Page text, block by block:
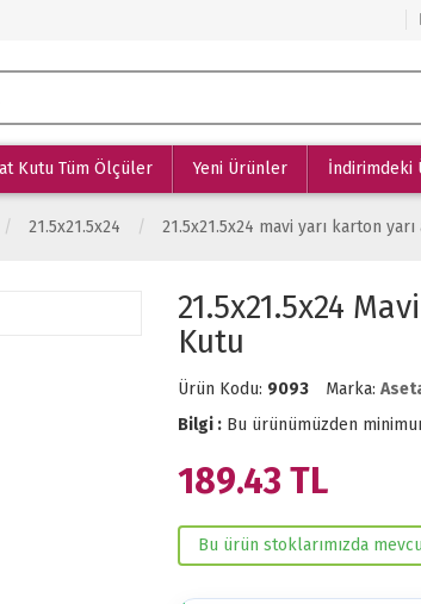
Kutu Tüm Ölçüler Yeni Ürünler İndirimdeki
21.5x21.5x24 21.5x21.5x24 mavi yarı karton
21.5x21.5x24
Kutu
Ürün Kodu: 9093 Marka:
Bilgi : Bu ürünümüzden
189.43 TL
Bu ürün stoklarımızda